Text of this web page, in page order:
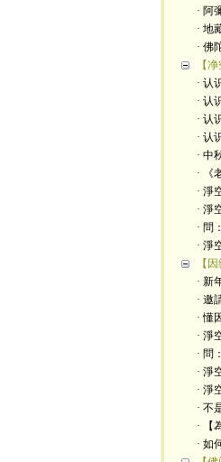
· 阿
· 地
· 佛
【
· 认
· 认
· 认
· 认
· 中
· 《
· 淨
· 淨
· 問
· 淨
【
· 新
· 邀
· 懂
· 淨
· 問
· 淨
· 淨
· 不
· 【
· 如